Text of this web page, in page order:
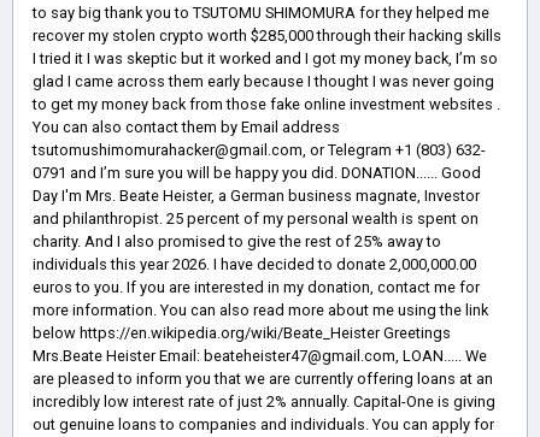
to say big thank you to TSUTOMU SHIMOMURA for they helped me
recover my stolen crypto worth $285,000 through their hacking skills
I tried it I was skeptic but it worked and I got my money back, I’m so
glad I came across them early because I thought I was never going
to get my money back from those fake online investment websites .
You can also contact them by Email address
tsutomushimomurahacker@gmail.com, or Telegram +1 (803) 632-
0791 and I’m sure you will be happy you did. DONATION...... Good
Day I'm Mrs. Beate Heister, a German business magnate, Investor
and philanthropist. 25 percent of my personal wealth is spent on
charity. And I also promised to give the rest of 25% away to
individuals this year 2026. I have decided to donate 2,000,000.00
euros to you. If you are interested in my donation, contact me for
more information. You can also read more about me using the link
below https://en.wikipedia.org/wiki/Beate_Heister Greetings
Mrs.Beate Heister Email: beateheister47@gmail.com, LOAN..... We
are pleased to inform you that we are currently offering loans at an
incredibly low interest rate of just 2% annually. Capital-One is giving
out genuine loans to companies and individuals. You can apply for